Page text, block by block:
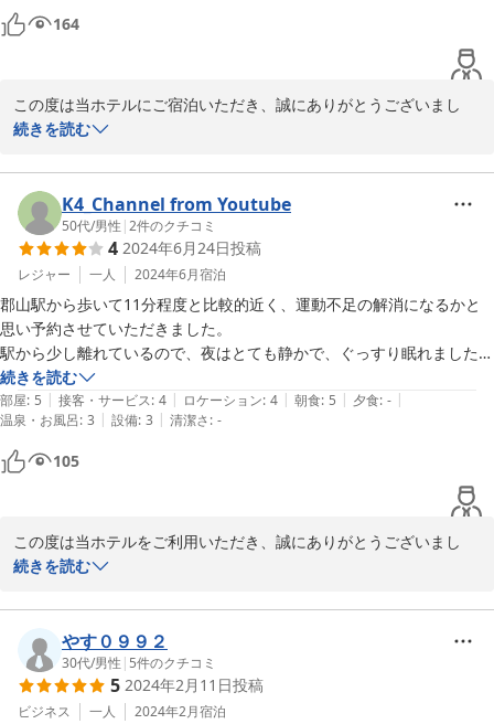
一階から部屋があるのも他では最近見ませんが、エレベーターを待つ必
要もなく、駐車場への裏口へ出られるので、荷物が多かった自分には便
自分は読む時間ありませんでしたが、ロビーには往年のコミックが多数
164
この度は当ホテルにご宿泊いただき、誠にありがとうございまし
た。
建物の古さを「だがそれが良い」と温かく受け止めていただき、大
変嬉しく励みになります。
古い建物ではございますが、気持ちよくお過ごしいただけるよう、
丁寧なお掃除を心がけ、コンセントの数を増やしたり、お荷物が置
ける台をご用意したりと工夫をしております。1階のお部屋ならで
はの便利さもお役に立てて何よりでございます。
ロビーのコミックコーナーも自慢のスペースですので、次回お越し
の際はぜひごゆっくりお楽しみください。
セントラルホテル＜福島県＞
続きを読む
K4_Channel from Youtube
50代/男性 |2件のクチコミ
4 2024年6月24日投稿
レジャー 一人 2024年6月宿泊
郡山駅から歩いて11分程度と比較的近く、運動不足の解消になるかと
思い予約させていただきました。
駅から少し離れているので、夜はとても静かで、ぐっすり眠れました。
駐車場もホテルのエントランスから道を挟んで反対側にあるので近く、
雨が降っていたのでとても助かりました。
フロントは若い男の人が対応してくれたのですが、新人っぽくて初々し
いと思いました。
通路はとてもオシャレな感じで、間接照明が素敵でした。
部屋は一般的なビジネスホテルよりも広く、天井も高めで、ソファーも
あり、海外のホテルほどではないのですが広くて開放感がありました。
朝食は目玉焼きが厨房から提供され、その他のものはブッフェスタイル
で、おなか一杯になりました。
続きを読む
部屋: 5 | 接客・サービス: 4 | ロケーション: 4 | 朝食: 5 | 夕食: - |
温泉・お風呂: 3 | 設備: 3 | 清潔さ: -
105
この度は当ホテルをご利用いただき、誠にありがとうございまし
た。また、温かいご感想をお寄せいただきましたこと、重ねて御礼
客室の広さや静かな環境、フロントへの温かいお言葉を大変嬉しく
拝読いたしました。
なお、朝食の目玉焼きの提供につきましては、昨今の物価高騰に伴
続きを読む
やす０９９２
30代/男性 | 5件のクチコミ
5 2024年2月11日投稿
ビジネス 一人 2024年2月宿泊